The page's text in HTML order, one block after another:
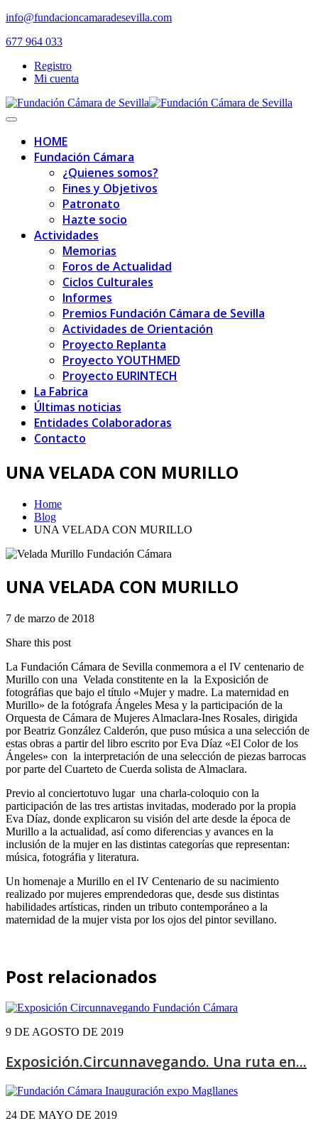
Skip
content
info@fundacioncamaradesevilla.com
677 964 033
Registro
Mi cuenta
Toggle
navigationHOME
Fundación Cámara
¿Quienes somos?
Fines y Objetivos
Patronato
Hazte socio
Actividades
Memorias
Foros de Actualidad
Ciclos Culturales
Informes
Premios Fundación Cámara de Sevilla
Actividades de Orientación
Proyecto Replanta
Proyecto YOUTHMED
Proyecto EURINTECH
La Fabrica
Últimas noticias
Entidades Colaboradoras
Contacto
UNA VELADA CON MURILLO
Home
Blog
UNA VELADA CON MURILLO
UNA VELADA CON MURILLO
7 de marzo de 2018
Share this post
La Fundación Cámara de Sevilla conmemora a el IV centenario de
Murillo con una Velada constitente en la la Exposición de
fotográfias que bajo el título «Mujer y madre. La maternidad en
Murillo» de la fotógrafa Ángeles Mesa y la participación de la
Orquesta de Cámara de Mujeres Almaclara-Ines Rosales, dirigida
por Beatriz González Calderón, que puso música a una selección de
estas obras a partir del libro escrito por Eva Díaz «El Color de los
Ángeles» con la interpretación de una selección de piezas barrocas
por parte del Cuarteto de Cuerda solista de Almaclara.
Previo al conciertotuvo lugar una charla-coloquio con la
participación de las tres artistas invitadas, moderado por la propia
Eva Díaz, donde explicaron su visión del arte desde la época de
Murillo a la actualidad, así como diferencias y avances en la
inclusión de la mujer en las distintas categorías que representan:
música, fotográfia y literatura.
Un homenaje a Murillo en el IV Centenario de su nacimiento
realizado por mujeres emprendedoras que, desde sus distintas
habilidades artísticas, rinden un tributo contemporáneo a la
maternidad de la mujer vista por los ojos del pintor sevillano.
Post relacionados
9 DE AGOSTO DE 2019
Exposición.Circunnavegando. Una ruta en...
24 DE MAYO DE 2019